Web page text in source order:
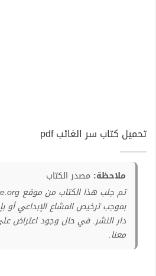
تحميل كتاب سر الغائب pdf
ملاحظة: مصدر الكتاب
بموجب ترخيص المشاع الإبداعي أو
دار النشر. في حال وجود اعتراض
معنا.